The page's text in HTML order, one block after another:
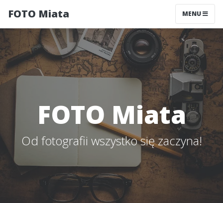
FOTO Miata MENU
FOTO Miata
Od fotografii wszystko się zaczyna!